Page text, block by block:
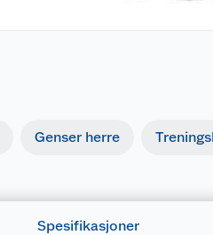
Genser herre
Spesifikasjoner